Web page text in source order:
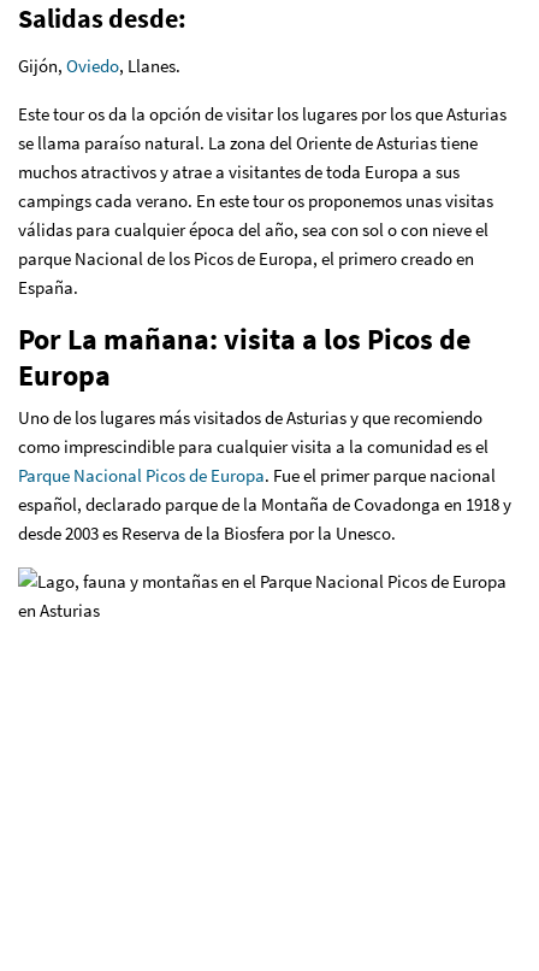
Salidas desde:
Gijón, Oviedo, Llanes.
Este tour os da la opción de visitar los lugares por los que Asturias
se llama paraíso natural. La zona del Oriente de Asturias tiene
muchos atractivos y atrae a visitantes de toda Europa a sus
campings cada verano. En este tour os proponemos unas visitas
válidas para cualquier época del año, sea con sol o con nieve el
parque Nacional de los Picos de Europa, el primero creado en
España.
Por La mañana: visita a los Picos de
Europa
Uno de los lugares más visitados de Asturias y que recomiendo
como imprescindible para cualquier visita a la comunidad es el
Parque Nacional Picos de Europa. Fue el primer parque nacional
español, declarado parque de la Montaña de Covadonga en 1918 y
desde 2003 es Reserva de la Biosfera por la Unesco.